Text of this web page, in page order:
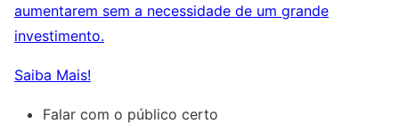
aumentarem sem a necessidade de um grande
investimento.
Saiba Mais!
Falar com o público certo